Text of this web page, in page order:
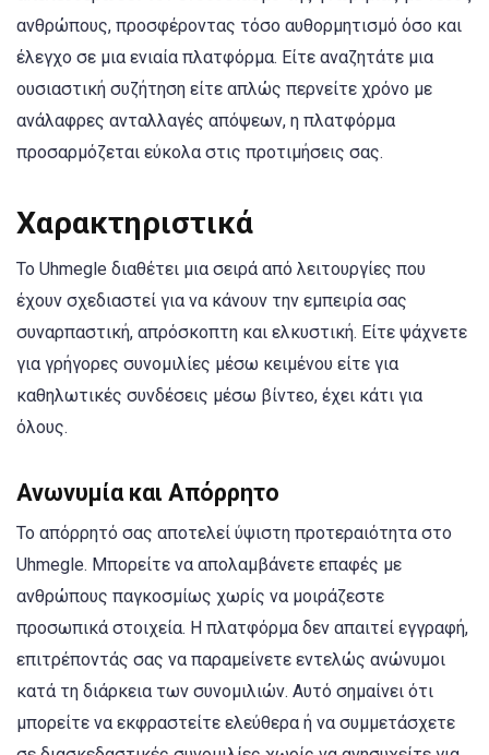
ανθρώπους, προσφέροντας τόσο αυθορμητισμό όσο και
έλεγχο σε μια ενιαία πλατφόρμα. Είτε αναζητάτε μια
ουσιαστική συζήτηση είτε απλώς περνείτε χρόνο με
ανάλαφρες ανταλλαγές απόψεων, η πλατφόρμα
προσαρμόζεται εύκολα στις προτιμήσεις σας.
Χαρακτηριστικά
Το Uhmegle διαθέτει μια σειρά από λειτουργίες που
έχουν σχεδιαστεί για να κάνουν την εμπειρία σας
συναρπαστική, απρόσκοπτη και ελκυστική. Είτε ψάχνετε
για γρήγορες συνομιλίες μέσω κειμένου είτε για
καθηλωτικές συνδέσεις μέσω βίντεο, έχει κάτι για
όλους.
Ανωνυμία και Απόρρητο
Το απόρρητό σας αποτελεί ύψιστη προτεραιότητα στο
Uhmegle. Μπορείτε να απολαμβάνετε επαφές με
ανθρώπους παγκοσμίως χωρίς να μοιράζεστε
προσωπικά στοιχεία. Η πλατφόρμα δεν απαιτεί εγγραφή,
επιτρέποντάς σας να παραμείνετε εντελώς ανώνυμοι
κατά τη διάρκεια των συνομιλιών. Αυτό σημαίνει ότι
μπορείτε να εκφραστείτε ελεύθερα ή να συμμετάσχετε